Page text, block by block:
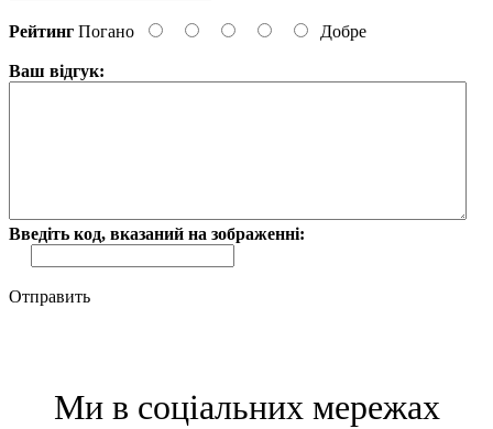
Рейтинг Погано Добре
Ваш відгук:
Введіть код, вказаний на зображенні:
Отправить
Ми в соціальних мережах